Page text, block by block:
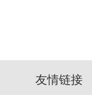
友情链接